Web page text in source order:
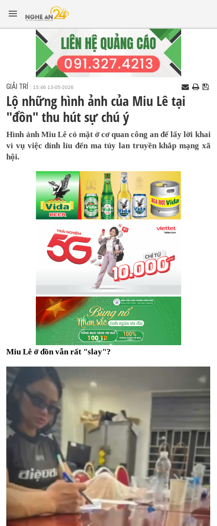
GIẢI TRÍ 15:46 13-05-2026
Lộ những hình ảnh của Miu Lê tại
"đồn" thu hút sự chú ý
Hình ảnh Miu Lê có mặt ở cơ quan công an để lấy lời khai
vì vụ việc dính líu đến ma túy lan truyền khắp mạng xã
hội.
Miu Lê ở đồn vẫn rất "slay"?